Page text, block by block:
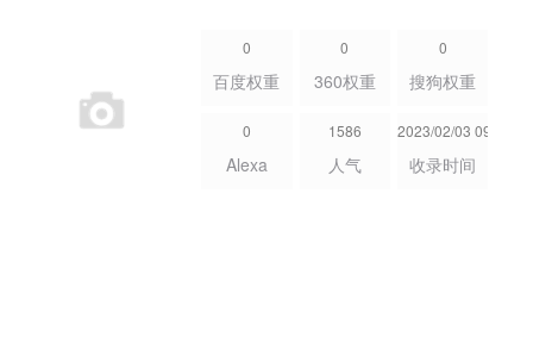
0
百度权重
0
360权重
0
搜狗权重
0
Alexa
1586
人气
2023/02/03 09:41:58
收录时间